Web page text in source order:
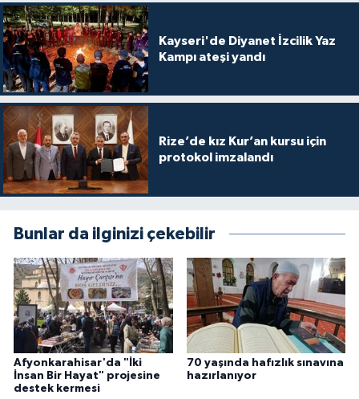
Kayseri'de Diyanet İzcilik Yaz
Kampı ateşi yandı
Rize’de kız Kur’an kursu için
protokol imzalandı
Bunlar da ilginizi çekebilir
Afyonkarahisar'da "İki
İnsan Bir Hayat" projesine
destek kermesi
70 yaşında hafızlık sınavına
hazırlanıyor
Karabük Müftülüğü
Karaman Müftülüğü
Kars Müftülüğü
Kastamonu Müftülüğü
Kayseri Müftülüğü
Kilis Müftülüğü
Kırıkkale Müftülüğü
Kırklareli Müftülüğü
Kırşehir Müftülüğü
Kocaeli Müftülüğü